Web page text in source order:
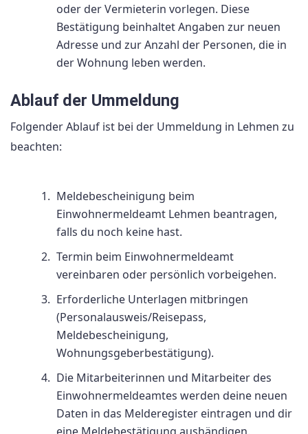
oder der Vermieterin vorlegen. Diese
Bestätigung beinhaltet Angaben zur neuen
Adresse und zur Anzahl der Personen, die in
der Wohnung leben werden.
Ablauf der Ummeldung
Folgender Ablauf ist bei der Ummeldung in Lehmen zu
beachten:
Meldebescheinigung beim
Einwohnermeldeamt Lehmen beantragen,
falls du noch keine hast.
Termin beim Einwohnermeldeamt
vereinbaren oder persönlich vorbeigehen.
Erforderliche Unterlagen mitbringen
(Personalausweis/Reisepass,
Meldebescheinigung,
Wohnungsgeberbestätigung).
Die Mitarbeiterinnen und Mitarbeiter des
Einwohnermeldeamtes werden deine neuen
Daten in das Melderegister eintragen und dir